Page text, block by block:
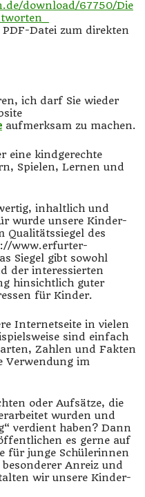
download/67750/Die
Datei zum direkten
ich darf Sie wieder
aufmerksam zu machen.
eine kindgerechte
Spielen, Lernen und
inhaltlich und
wurde unsere Kinder-
Qualitätssiegel des
www.erfurter-
Siegel gibt sowohl
der interessierten
hinsichtlich guter
für Kinder.
Internetseite in vielen
sind einfach
Zahlen und Fakten
Verwendung im
oder Aufsätze, die
wurden und
verdient haben? Dann
es gerne auf
für junge Schülerinnen
Anreiz und
wir unsere Kinder-